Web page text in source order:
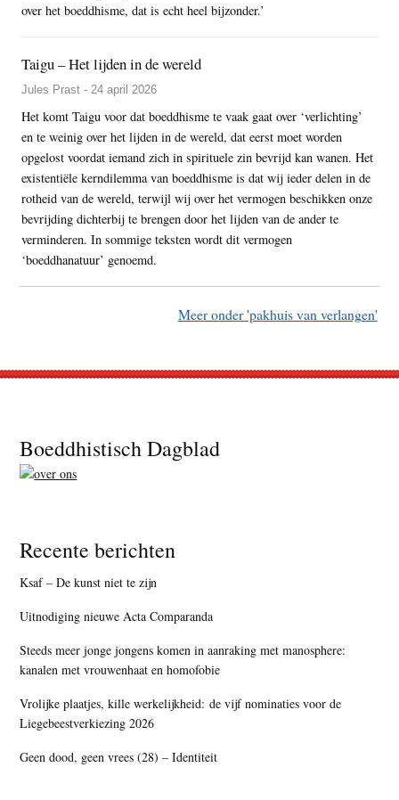
over het boeddhisme, dat is echt heel bijzonder.’
Taigu – Het lijden in de wereld
Jules Prast - 24 april 2026
Het komt Taigu voor dat boeddhisme te vaak gaat over ‘verlichting’
en te weinig over het lijden in de wereld, dat eerst moet worden
opgelost voordat iemand zich in spirituele zin bevrijd kan wanen. Het
existentiële kerndilemma van boeddhisme is dat wij ieder delen in de
rotheid van de wereld, terwijl wij over het vermogen beschikken onze
bevrijding dichterbij te brengen door het lijden van de ander te
verminderen. In sommige teksten wordt dit vermogen
‘boeddhanatuur’ genoemd.
Meer onder 'pakhuis van verlangen'
Footer
Boeddhistisch Dagblad
Recente berichten
Ksaf – De kunst niet te zijn
Uitnodiging nieuwe Acta Comparanda
Steeds meer jonge jongens komen in aanraking met manosphere:
kanalen met vrouwenhaat en homofobie
Vrolijke plaatjes, kille werkelijkheid: de vijf nominaties voor de
Liegebeestverkiezing 2026
Geen dood, geen vrees (28) – Identiteit